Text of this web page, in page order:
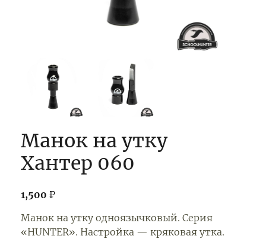
Манок на утку
Хантер 060
1,500 ₽
Манок на утку одноязычковый. Серия
«HUNTER». Настройка — кряковая утка.